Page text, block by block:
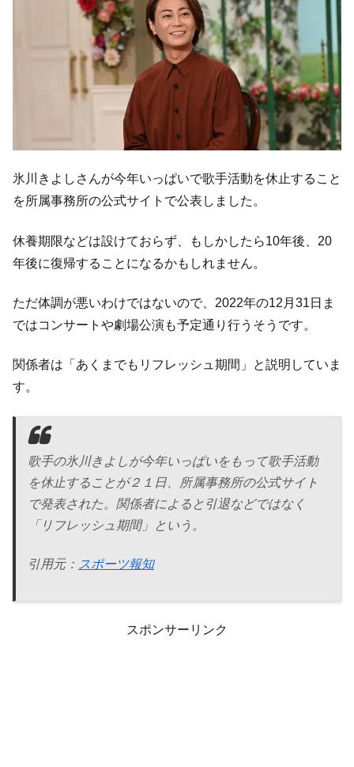
氷川きよしさんが今年いっぱいで歌手活動を休止すること
を所属事務所の公式サイトで公表しました。
休養期限などは設けておらず、もしかしたら10年後、20
年後に復帰することになるかもしれません。
ただ体調が悪いわけではないので、2022年の12月31日ま
ではコンサートや劇場公演も予定通り行うそうです。
関係者は「あくまでもリフレッシュ期間」と説明していま
す。
歌手の氷川きよしが今年いっぱいをもって歌手活動
を休止することが２１日、所属事務所の公式サイト
で発表された。関係者によると引退などではなく
「リフレッシュ期間」という。
引用元： スポーツ報知
スポンサーリンク